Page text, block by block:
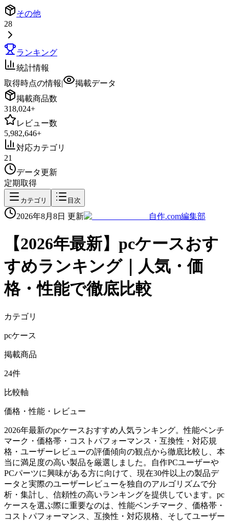
その他
28
ランキング
統計情報
取得時点の情報|
掲載データ
掲載商品数
318,024+
レビュー数
5,982,646+
対応カテゴリ
21
データ更新
定期取得
カテゴリ 目次
2026年8月8日 更新 自作.com編集部
【2026年最新】 pcケースおす
すめランキング｜人気・価
格・性能で徹底比較
カテゴリ
pcケース
掲載商品
24件
比較軸
価格・性能・レビュー
2026年最新のpcケースおすすめ人気ランキング。性能ベンチ
マーク・価格帯・コストパフォーマンス・互換性・対応規
格・ユーザーレビューの評価傾向の観点から徹底比較し、本
当に満足度の高い製品を厳選しました。自作PCユーザーや
PCパーツに興味がある方に向けて、現在30件以上の製品デ
ータと実際のユーザーレビューを独自のアルゴリズムで分
析・集計し、信頼性の高いランキングを提供しています。pc
ケースを選ぶ際に重要なのは、性能ベンチマーク、価格帯・
コストパフォーマンス、互換性・対応規格、そしてユーザー